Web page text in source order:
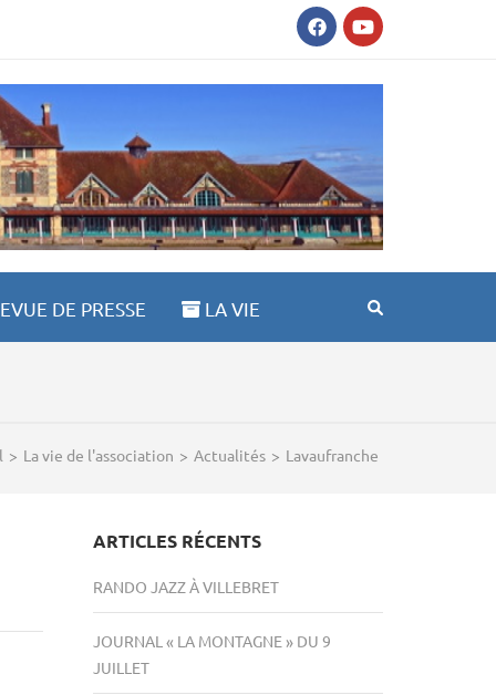
ST ANNE 03100
DE PRESSE LA VIE
> La vie de l'association > Actualités > Lavaufranche
ARTICLES RÉCENTS
RANDO JAZZ À VILLEBRET
JOURNAL « LA MONTAGNE » DU 9
JUILLET